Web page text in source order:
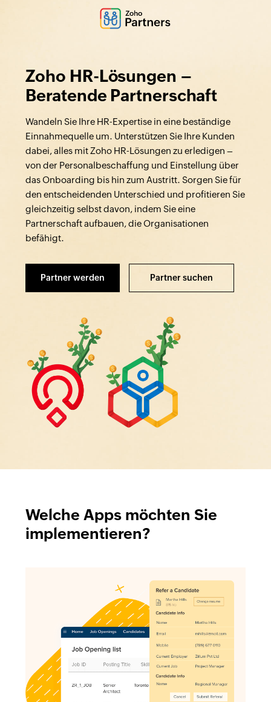
Zoho HR-Lösungen –
Beratende Partnerschaft
Wandeln Sie Ihre HR-Expertise in eine beständige
Einnahmequelle um. Unterstützen Sie Ihre Kunden
dabei, alles mit Zoho HR-Lösungen zu erledigen –
von der Personalbeschaffung und Einstellung über
das Onboarding bis hin zum Austritt. Sorgen Sie für
den entscheidenden Unterschied und profitieren Sie
gleichzeitig selbst davon, indem Sie eine
Partnerschaft aufbauen, die Organisationen
befähigt.
Partner werden Partner suchen
Welche Apps möchten Sie
implementieren?